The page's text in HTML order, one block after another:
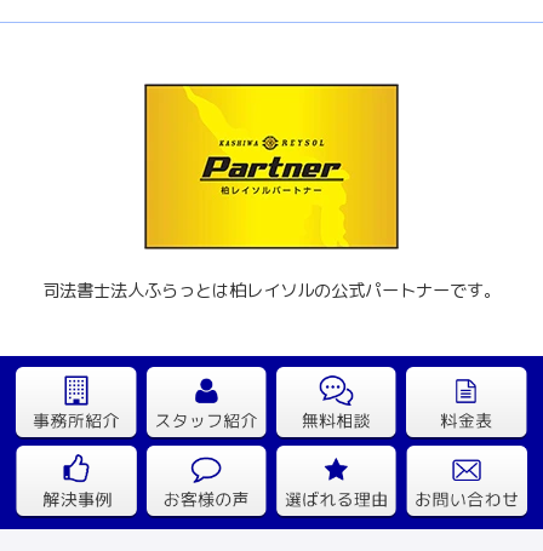
司法書士法人ふらっとは柏レイソルの公式パートナーです。